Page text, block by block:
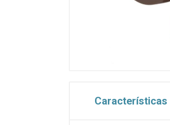
Características